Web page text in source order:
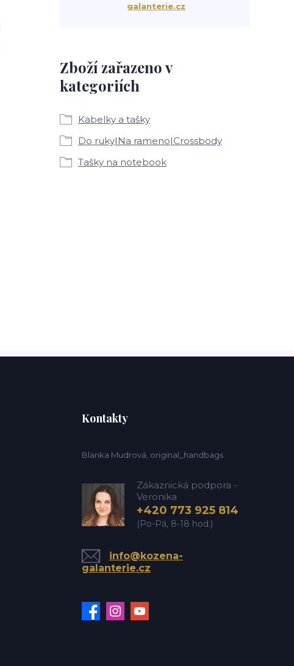
Zboží zařazeno v
kategoriích
Kabelky a tašky
Do ruky|Na rameno|Crossbody
Tašky na notebook
galanterie.cz
Kontakty
Blanka Mudrová, original_handbags
Zákaznická podpora -
Veronika
+420 773 925 814
(Po-Pá, 8-18 hod.)
info@kozena-
galanterie.cz